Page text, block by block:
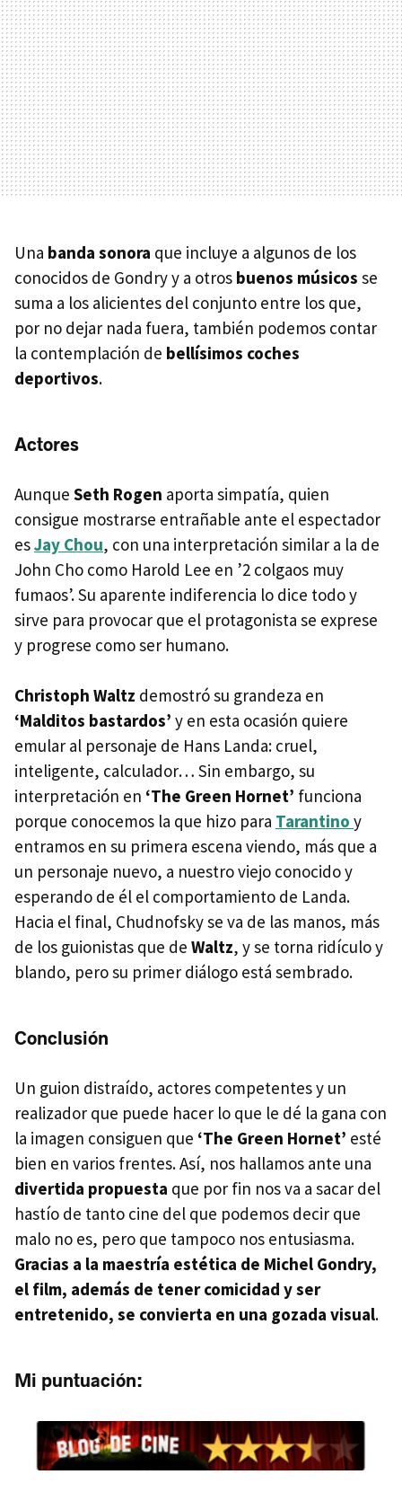
Una banda sonora que incluye a algunos de los
conocidos de Gondry y a otros buenos músicos se
suma a los alicientes del conjunto entre los que,
por no dejar nada fuera, también podemos contar
la contemplación de bellísimos coches
deportivos.
Actores
Aunque Seth Rogen aporta simpatía, quien
consigue mostrarse entrañable ante el espectador
esJay Chou, con una interpretación similar a la de
John Cho como Harold Lee en ’2 colgaos muy
fumaos’. Su aparente indiferencia lo dice todo y
sirve para provocar que el protagonista se exprese
y progrese como ser humano.
Christoph Waltz demostró su grandeza en
‘Malditos bastardos’ y en esta ocasión quiere
emular al personaje de Hans Landa: cruel,
inteligente, calculador… Sin embargo, su
interpretación en ‘The Green Hornet’ funciona
porque conocemos la que hizo para Tarantino y
entramos en su primera escena viendo, más que a
un personaje nuevo, a nuestro viejo conocido y
esperando de él el comportamiento de Landa.
Hacia el final, Chudnofsky se va de las manos, más
de los guionistas que de Waltz, y se torna ridículo y
blando, pero su primer diálogo está sembrado.
Conclusión
Un guion distraído, actores competentes y un
realizador que puede hacer lo que le dé la gana con
la imagen consiguen que ‘The Green Hornet’ esté
bien en varios frentes. Así, nos hallamos ante una
divertida propuesta que por fin nos va a sacar del
hastío de tanto cine del que podemos decir que
malo no es, pero que tampoco nos entusiasma.
Gracias a la maestría estética de Michel Gondry,
el film, además de tener comicidad y ser
entretenido, se convierta en una gozada visual.
Mi puntuación: